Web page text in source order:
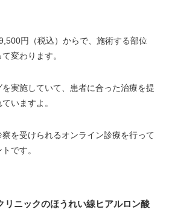
円（税込）からで、施術する部位
変わります。
を実施していて、患者に合った治療を提
いますよ。
を受けられるオンライン診療を行って
です。
リニックのほうれい線ヒアルロン酸